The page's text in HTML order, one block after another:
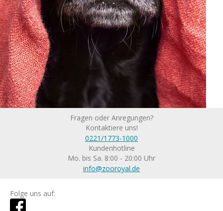
Fragen oder Anregungen?
Kontaktiere uns!
0221/1773-1000
Kundenhotline
Mo. bis Sa. 8:00 - 20:00 Uhr
info@zooroyal.de
Folge uns auf: